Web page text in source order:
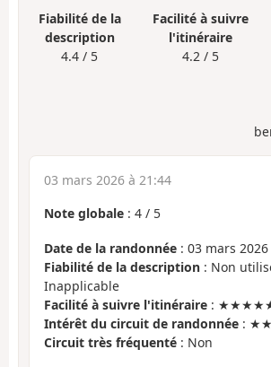
Fiabilité de la
description
4.4 / 5
Facilité à suivre
l'itinéraire
4.2 / 5
03 mars 2026 à 21:44
Note globale : 4 / 5
Date de la randonnée : 03 mars 2026
Fiabilité de la description : Non
Inapplicable
Facilité à suivre l'itinéraire : ★★★★★
Intérêt du circuit de randonnée :
Circuit très fréquenté : Non